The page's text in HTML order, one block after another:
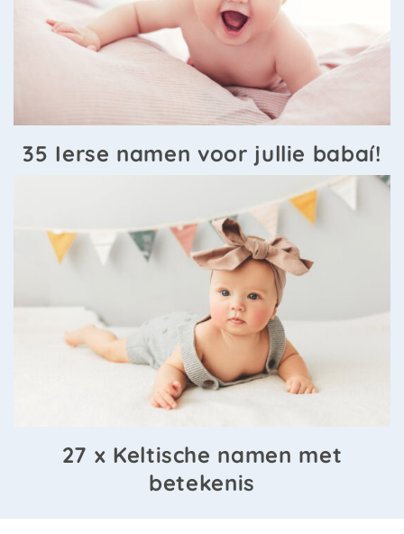
35 Ierse namen voor jullie babaí!
27 x Keltische namen met
betekenis